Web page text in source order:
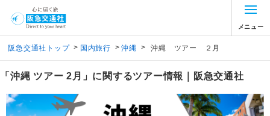
メニュー
阪急交通社トップ > 国内旅行 > 沖縄 > 沖縄 ツアー ２月
「沖縄 ツアー 2月」に関するツアー情報｜阪急交通社